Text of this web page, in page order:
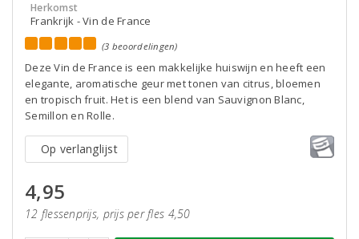
Herkomst
Frankrijk - Vin de France
(3 beoordelingen)
Deze Vin de France is een makkelijke huiswijn en heeft een
elegante, aromatische geur met tonen van citrus, bloemen
en tropisch fruit. Het is een blend van Sauvignon Blanc,
Semillon en Rolle.
Op verlanglijst
4,95
12 flessenprijs, prijs per fles 4,50